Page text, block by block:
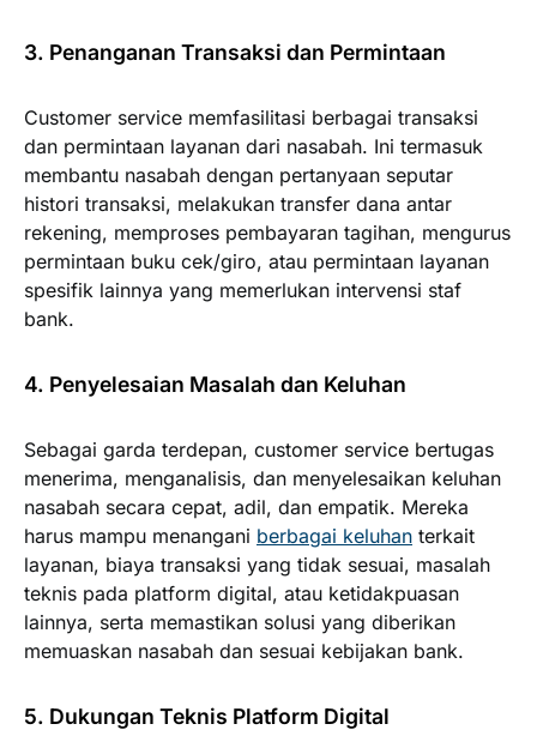
3. Penanganan Transaksi dan Permintaan
Customer service memfasilitasi berbagai transaksi
dan permintaan layanan dari nasabah. Ini termasuk
membantu nasabah dengan pertanyaan seputar
histori transaksi, melakukan transfer dana antar
rekening, memproses pembayaran tagihan, mengurus
permintaan buku cek/giro, atau permintaan layanan
spesifik lainnya yang memerlukan intervensi staf
bank.
4. Penyelesaian Masalah dan Keluhan
Sebagai garda terdepan, customer service bertugas
menerima, menganalisis, dan menyelesaikan keluhan
nasabah secara cepat, adil, dan empatik. Mereka
harus mampu menangani berbagai keluhan terkait
layanan, biaya transaksi yang tidak sesuai, masalah
teknis pada platform digital, atau ketidakpuasan
lainnya, serta memastikan solusi yang diberikan
memuaskan nasabah dan sesuai kebijakan bank.
5. Dukungan Teknis Platform Digital